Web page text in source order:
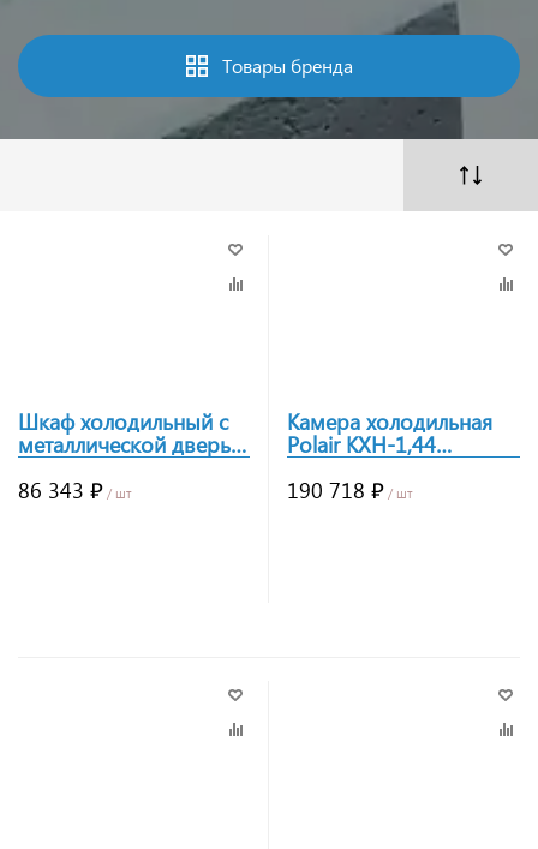
Товары бренда
Шкаф холодильный с
металлической дверью
POLAIR CM107-S
86 343 ₽ / шт
Камера холодильная
Polair КХН-1,44
Minicella MM 2 двери
190 718 ₽ / шт